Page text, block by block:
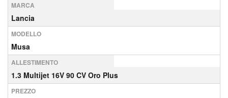
MARCA
Lancia
MODELLO
Musa
ALLESTIMENTO
1.3 Multijet 16V 90 CV Oro Plus
PREZZO